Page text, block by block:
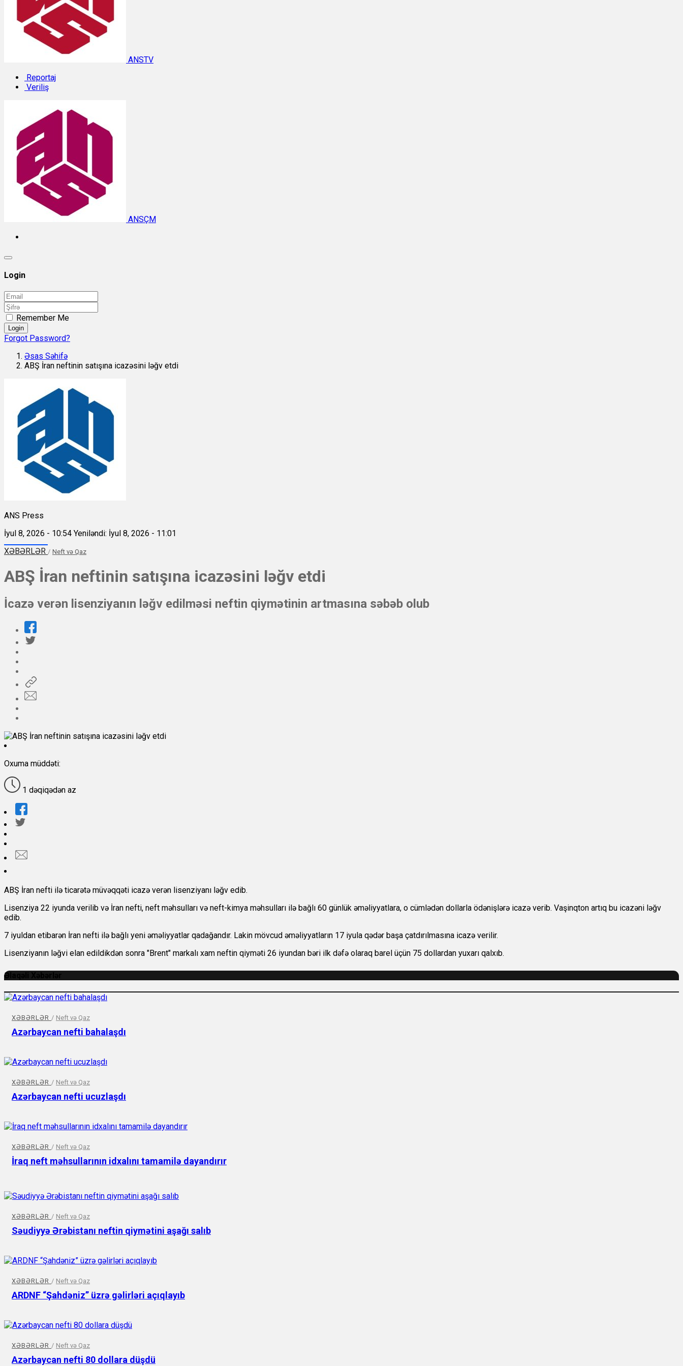
ANSTV
Reportaj
Veriliş
ANSÇM
Login
Remember Me
Login
Forgot Password?
Əsas Səhifə
ABŞ İran neftinin satışına icazəsini ləğv etdi
ANS Press
İyul 8, 2026 - 10:54 Yeniləndi: İyul 8, 2026 - 11:01
XƏBƏRLƏR / Neft və Qaz
ABŞ İran neftinin satışına icazəsini ləğv etdi
İcazə verən lisenziyanın ləğv edilməsi neftin qiymətinin artmasına səbəb olub
Oxuma müddəti:
1 dəqiqədən az
ABŞ İran nefti ilə ticarətə müvəqqəti icazə verən lisenziyanı ləğv edib.
Lisenziya 22 iyunda verilib və İran nefti, neft məhsulları və neft-kimya məhsulları ilə bağlı 60 günlük əməliyyatlara, o cümlədən dollarla ödənişlərə icazə verib. Vaşinqton artıq bu icazəni ləğv
edib.
7 iyuldan etibarən İran nefti ilə bağlı yeni əməliyyatlar qadağandır. Lakin mövcud əməliyyatların 17 iyula qədər başa çatdırılmasına icazə verilir.
Lisenziyanın ləğvi elan edildikdən sonra "Brent" markalı xam neftin qiyməti 26 iyundan bəri ilk dəfə olaraq barel üçün 75 dollardan yuxarı qalxıb.
Əlaqəli Xəbərlər
XƏBƏRLƏR / Neft və Qaz
Azərbaycan nefti bahalaşdı
XƏBƏRLƏR / Neft və Qaz
Azərbaycan nefti ucuzlaşdı
XƏBƏRLƏR / Neft və Qaz
İraq neft məhsullarının idxalını tamamilə dayandırır
XƏBƏRLƏR / Neft və Qaz
Səudiyyə Ərəbistanı neftin qiymətini aşağı salıb
XƏBƏRLƏR / Neft və Qaz
ARDNF “Şahdəniz” üzrə gəlirləri açıqlayıb
XƏBƏRLƏR / Neft və Qaz
Azərbaycan nefti 80 dollara düşdü